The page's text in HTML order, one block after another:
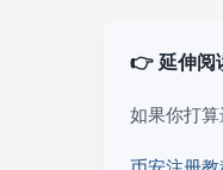
👉 延伸阅
如果你打